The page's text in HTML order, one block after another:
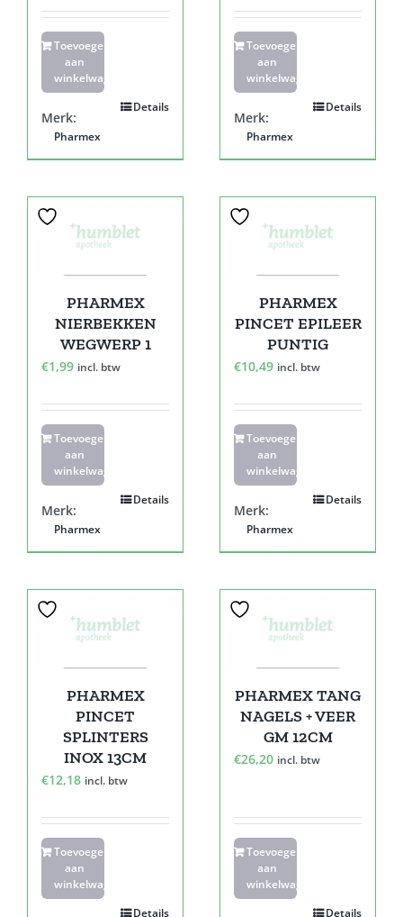
Toevoegen
aan
winkelwagen
Details
Merk:
Pharmex
Toevoegen
aan
winkelwagen
Details
Merk:
Pharmex
PHARMEX
NIERBEKKEN
WEGWERP 1
€1,99 incl. btw
Toevoegen
aan
winkelwagen
Details
Merk:
Pharmex
PHARMEX
PINCET EPILEER
PUNTIG
€10,49 incl. btw
Toevoegen
aan
winkelwagen
Details
Merk:
Pharmex
PHARMEX
PINCET
SPLINTERS
INOX 13CM
€12,18 incl. btw
Toevoegen
aan
winkelwagen
Details
PHARMEX TANG
NAGELS + VEER
GM 12CM
€26,20 incl. btw
Toevoegen
aan
winkelwagen
Details